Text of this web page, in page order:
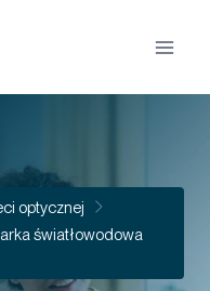
optycznej
światłowodowa